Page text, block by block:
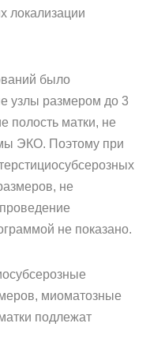
локализации
было
узлы размером до 3
полость матки, не
ЭКО. Поэтому при
не
не показано.
миоматозные
подлежат